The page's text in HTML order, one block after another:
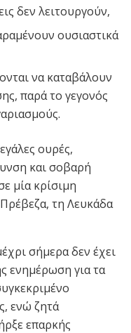
δεν λειτουργούν,
ουσιαστικά
να καταβάλουν
παρά το γεγονός
ουρές,
και σοβαρή
μία κρίσιμη
τη Λευκάδα
σήμερα δεν έχει
ενημέρωση για τα
ενώ ζητά
επαρκής